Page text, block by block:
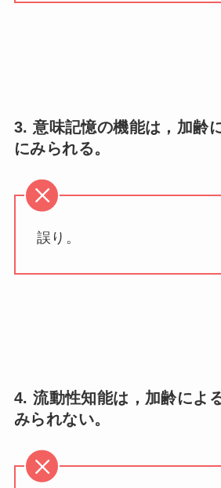
3. 意味記憶の機能は，加齢
にみられる。
誤り。
4. 流動性知能は，加齢によ
みられない。